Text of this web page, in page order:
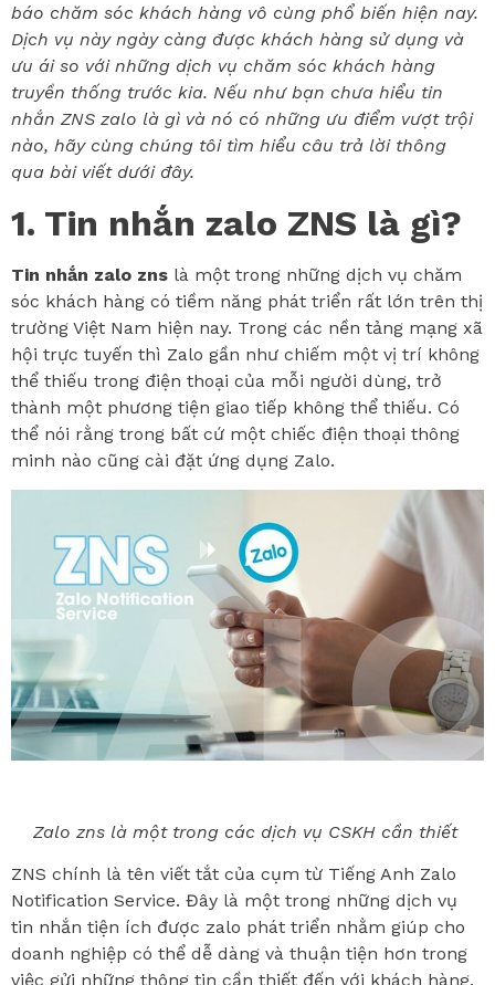
báo chăm sóc khách hàng vô cùng phổ biến hiện nay.
Dịch vụ này ngày càng được khách hàng sử dụng và
ưu ái so với những dịch vụ chăm sóc khách hàng
truyền thống trước kia. Nếu như bạn chưa hiểu tin
nhắn ZNS zalo là gì và nó có những ưu điểm vượt trội
nào, hãy cùng chúng tôi tìm hiểu câu trả lời thông
qua bài viết dưới đây.
1. Tin nhắn zalo ZNS là gì?
Tin nhắn zalo zns là một trong những dịch vụ chăm
sóc khách hàng có tiềm năng phát triển rất lớn trên thị
trường Việt Nam hiện nay. Trong các nền tảng mạng xã
hội trực tuyến thì Zalo gần như chiếm một vị trí không
thể thiếu trong điện thoại của mỗi người dùng, trở
thành một phương tiện giao tiếp không thể thiếu. Có
thể nói rằng trong bất cứ một chiếc điện thoại thông
minh nào cũng cài đặt ứng dụng Zalo.
Zalo zns là một trong các dịch vụ CSKH cần thiết
ZNS chính là tên viết tắt của cụm từ Tiếng Anh Zalo
Notification Service. Đây là một trong những dịch vụ
tin nhắn tiện ích được zalo phát triển nhằm giúp cho
doanh nghiệp có thể dễ dàng và thuận tiện hơn trong
việc gửi những thông tin cần thiết đến với khách hàng.